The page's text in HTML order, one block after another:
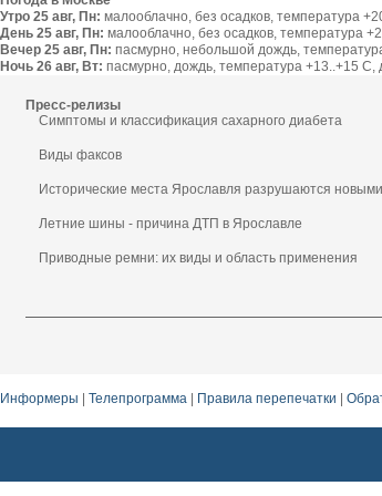
Утро 25 авг, Пн: малооблачно, без осадков, температура
День 25 авг, Пн: малооблачно, без осадков, температура
Вечер 25 авг, Пн: пасмурно, небольшой дождь,
Ночь 26 авг, Вт: пасмурно, дождь, температура +13..+15
Пресс-релизы
Симптомы и классификация сахарного диабета
Виды факсов
Исторические места Ярославля разрушаются
Летние шины - причина ДТП в Ярославле
Приводные ремни: их виды и область применения
Информеры Телепрограмма Правила перепечатки